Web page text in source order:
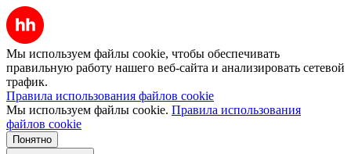
Мы используем файлы cookie, чтобы обеспечивать
правильную работу нашего веб-сайта и анализировать сетевой
трафик.
Правила использования файлов cookie
Мы используем файлы cookie. Правила использования
файлов cookie
Понятно